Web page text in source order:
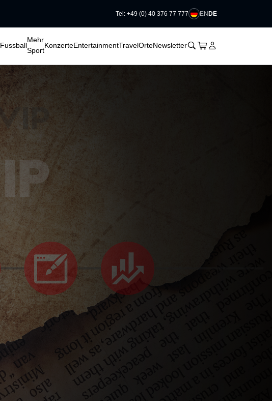
Tel: +49 (0) 40 376 77 777 ENDE
Fussball
Mehr
Sport
KonzerteEntertainmentTravelOrteNewsletter􀊫 Warenkorb
􀍩 Login
􀉩